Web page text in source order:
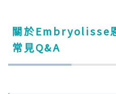
關於Embryolisse
常見Q&A